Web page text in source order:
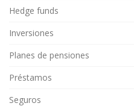
Hedge funds
Inversiones
Planes de pensiones
Préstamos
Seguros